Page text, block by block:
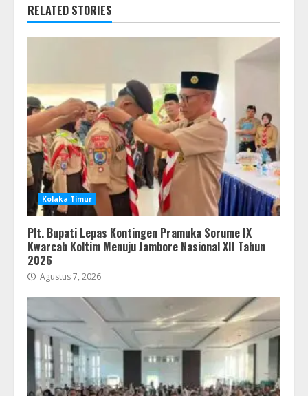
RELATED STORIES
Kolaka Timur
Plt. Bupati Lepas Kontingen Pramuka Sorume IX
Kwarcab Koltim Menuju Jambore Nasional XII Tahun
2026
Agustus 7, 2026